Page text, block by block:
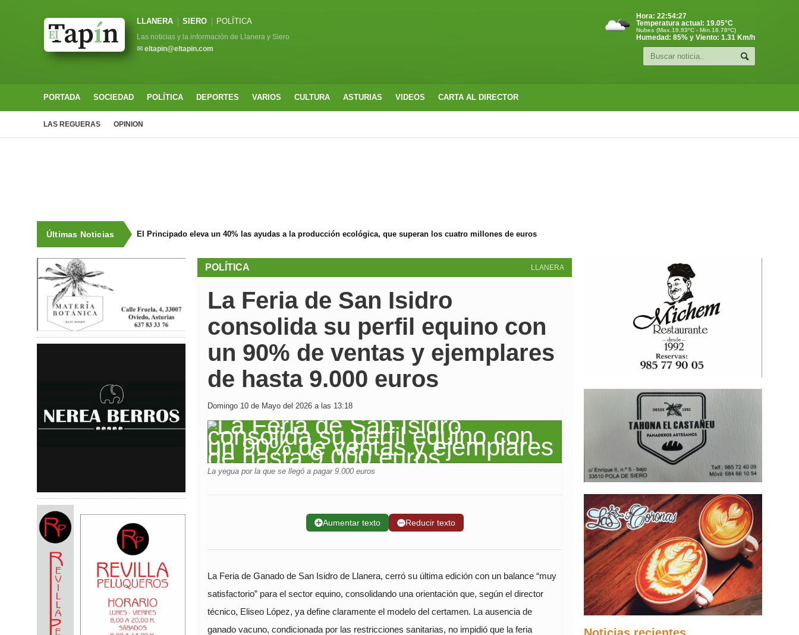
LLANERA SIERO POLÍTICA
Las noticias y la información de Llanera y Siero
✉ eltapin@eltapin.com
Hora: 22:54:28
Temperatura actual: 19.05°C
Nubes (Max.19.93ºC - Min.18.78ºC)
Humedad: 85% y Viento: 1.31 Km/h
PORTADA SOCIEDAD POLÍTICA DEPORTES VARIOS CULTURA ASTURIAS VIDEOS CARTA AL DIRECTOR
LAS REGUERAS OPINION
Últimas Noticias El Principado eleva un 40% las ayudas a la producción ecológica, que superan los cuatro millones de euros
LLANERA
POLÍTICA
La Feria de San Isidro
consolida su perfil equino con
un 90% de ventas y ejemplares
de hasta 9.000 euros
Domingo 10 de Mayo del 2026 a las 13:18
La yegua por la que se llegó a pagar 9.000 euros
➕Aumentar texto ➖Reducir texto
La Feria de Ganado de San Isidro de Llanera, cerró su última edición con un balance “muy
satisfactorio” para el sector equino, consolidando una orientación que, según el director
técnico, Eliseo López, ya define claramente el modelo del certamen. La ausencia de
ganado vacuno, condicionada por las restricciones sanitarias, no impidió que la feria
Noticias recientes